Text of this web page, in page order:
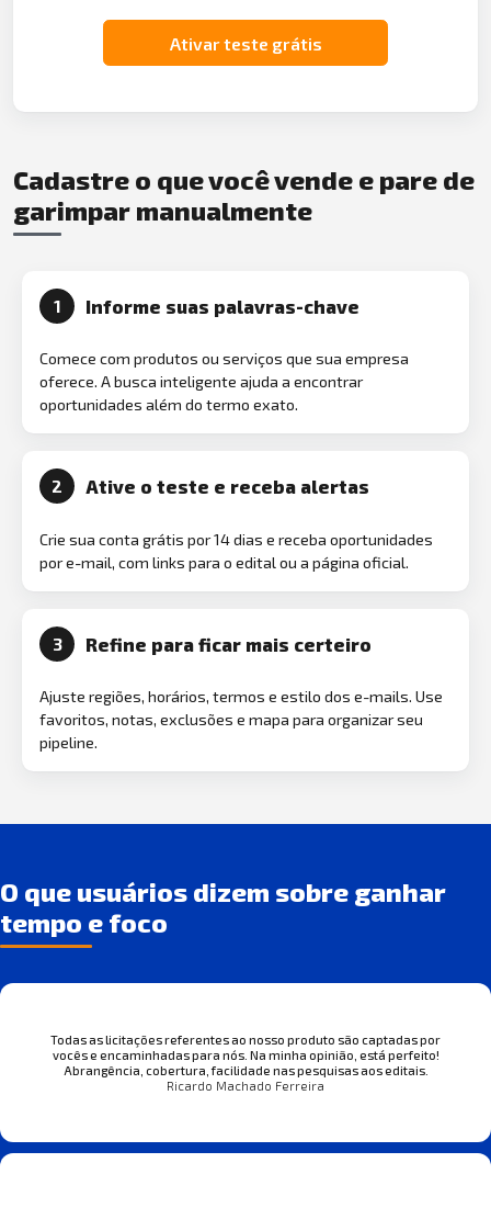
Ativar teste grátis
Cadastre o que você vende e pare de
garimpar manualmente
1 Informe suas palavras-chave
Comece com produtos ou serviços que sua empresa
oferece. A busca inteligente ajuda a encontrar
oportunidades além do termo exato.
2 Ative o teste e receba alertas
Crie sua conta grátis por 14 dias e receba oportunidades
por e-mail, com links para o edital ou a página oficial.
3 Refine para ficar mais certeiro
Ajuste regiões, horários, termos e estilo dos e-mails. Use
favoritos, notas, exclusões e mapa para organizar seu
pipeline.
O que usuários dizem sobre ganhar
tempo e foco
Todas as licitações referentes ao nosso produto são captadas por
vocês e encaminhadas para nós. Na minha opinião, está perfeito!
Abrangência, cobertura, facilidade nas pesquisas aos editais.
Ricardo Machado Ferreira